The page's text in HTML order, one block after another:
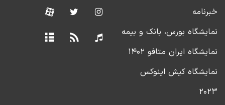
خبرنامه
نمایشگاه بورس، بانک و بیمه
نمایشگاه ایران متافو ۱۴۰۲
نمایشگاه کیش اینوکس
۲۰۲۳